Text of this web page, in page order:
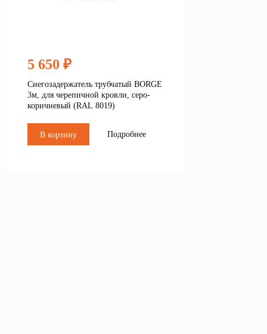
5 650 ₽
Снегозадержатель трубчатый BORGE
3м, для черепичной кровли, серо-
коричневый (RAL 8019)
В корзину Подробнее